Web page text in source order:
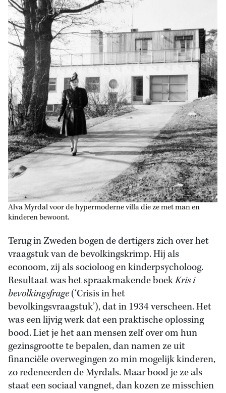
Alva Myrdal voor de hypermoderne villa die ze met man en
kinderen bewoont.
Terug in Zweden bogen de dertigers zich over het
vraagstuk van de bevolkingskrimp. Hij als
econoom, zij als socioloog en kinderpsycholoog.
Resultaat was het spraakmakende boekKris i
bevolkingsfrage(‘Crisis in het
bevolkingsvraagstuk’), dat in 1934 verscheen. Het
was een lijvig werk dat een praktische oplossing
bood. Liet je het aan mensen zelf over om hun
gezinsgrootte te bepalen, dan namen ze uit
financiële overwegingen zo min mogelijk kinderen,
zo redeneerden de Myrdals. Maar bood je ze als
staat een sociaal vangnet, dan kozen ze misschien